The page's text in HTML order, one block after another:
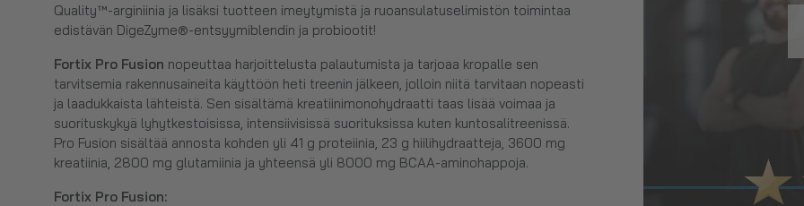
Quality™-arginiinia ja lisäksi tuotteen imeytymistä ja ruoansulatuselimistön toimintaa
edistävän DigeZyme®-entsyymiblendin ja probiootit!
Fortix Pro Fusion nopeuttaa harjoittelusta palautumista ja tarjoaa kropalle sen
tarvitsemia rakennusaineita käyttöön heti treenin jälkeen, jolloin niitä tarvitaan nopeasti
ja laadukkaista lähteistä. Sen sisältämä kreatiinimonohydraatti taas lisää voimaa ja
suorituskykyä lyhytkestoisissa, intensiivisissä suorituksissa kuten kuntosalitreenissä.
Pro Fusion sisältää annosta kohden yli 41 g proteiinia, 23 g hiilihydraatteja, 3600 mg
kreatiinia, 2800 mg glutamiinia ja yhteensä yli 8000 mg BCAA-aminohappoja.
Fortix Pro Fusion: